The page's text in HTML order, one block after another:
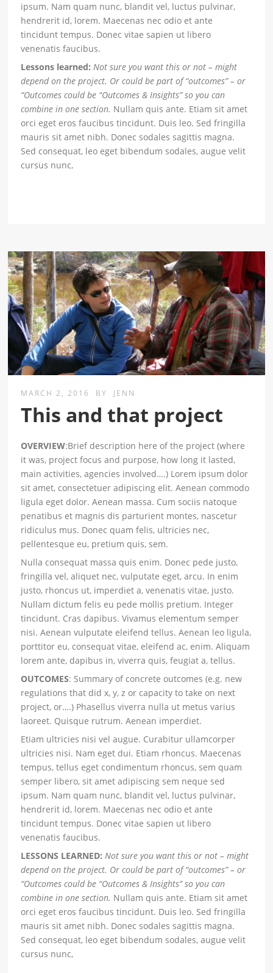
ipsum. Nam quam nunc, blandit vel, luctus pulvinar,
hendrerit id, lorem. Maecenas nec odio et ante
tincidunt tempus. Donec vitae sapien ut libero
venenatis faucibus.
Lessons learned: Not sure you want this or not – might
depend on the project. Or could be part of “outcomes” – or
“Outcomes could be “Outcomes & Insights” so you can
combine in one section. Nullam quis ante. Etiam sit amet
orci eget eros faucibus tincidunt. Duis leo. Sed fringilla
mauris sit amet nibh. Donec sodales sagittis magna.
Sed consequat, leo eget bibendum sodales, augue velit
cursus nunc,
MARCH 2, 2016 BY JENN
This and that project
OVERVIEW:Brief description here of the project (where
it was, project focus and purpose, how long it lasted,
main activities, agencies involved….) Lorem ipsum dolor
sit amet, consectetuer adipiscing elit. Aenean commodo
ligula eget dolor. Aenean massa. Cum sociis natoque
penatibus et magnis dis parturient montes, nascetur
ridiculus mus. Donec quam felis, ultricies nec,
pellentesque eu, pretium quis, sem.
Nulla consequat massa quis enim. Donec pede justo,
fringilla vel, aliquet nec, vulputate eget, arcu. In enim
justo, rhoncus ut, imperdiet a, venenatis vitae, justo.
Nullam dictum felis eu pede mollis pretium. Integer
tincidunt. Cras dapibus. Vivamus elementum semper
nisi. Aenean vulputate eleifend tellus. Aenean leo ligula,
porttitor eu, consequat vitae, eleifend ac, enim. Aliquam
lorem ante, dapibus in, viverra quis, feugiat a, tellus.
OUTCOMES: Summary of concrete outcomes (e.g. new
regulations that did x, y, z or capacity to take on next
project, or….) Phasellus viverra nulla ut metus varius
laoreet. Quisque rutrum. Aenean imperdiet.
Etiam ultricies nisi vel augue. Curabitur ullamcorper
ultricies nisi. Nam eget dui. Etiam rhoncus. Maecenas
tempus, tellus eget condimentum rhoncus, sem quam
semper libero, sit amet adipiscing sem neque sed
ipsum. Nam quam nunc, blandit vel, luctus pulvinar,
hendrerit id, lorem. Maecenas nec odio et ante
tincidunt tempus. Donec vitae sapien ut libero
venenatis faucibus.
LESSONS LEARNED: Not sure you want this or not – might
depend on the project. Or could be part of “outcomes” – or
“Outcomes could be “Outcomes & Insights” so you can
combine in one section. Nullam quis ante. Etiam sit amet
orci eget eros faucibus tincidunt. Duis leo. Sed fringilla
mauris sit amet nibh. Donec sodales sagittis magna.
Sed consequat, leo eget bibendum sodales, augue velit
cursus nunc,